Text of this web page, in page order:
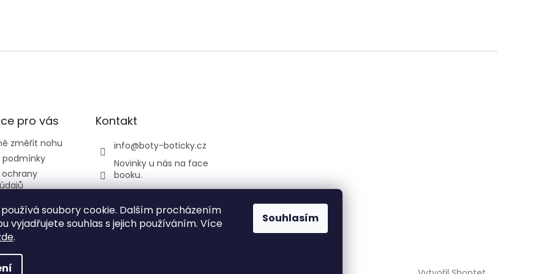
soubory cookie. Dalším procházením
vyjadřujete souhlas s jejich používáním. Více
.
Souhlasím
pro vás
změřit nohu
a Žirafa
Kontakt
info@boty-boticky.cz
Novinky u nás na face
booku.
listickatedi